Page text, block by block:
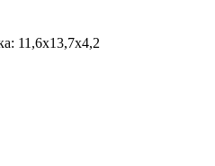
11,6х13,7х4,2